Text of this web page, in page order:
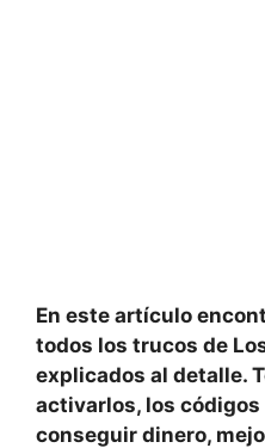
En este artículo
todos los trucos de
explicados al detalle.
activarlos, los
conseguir dinero,